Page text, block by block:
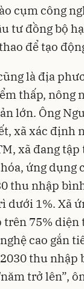
cụm công
tư đồng bộ
để tạo
là địa
thấp, nông
lớn. Ông
xã xác định
xã đang
ứng dụng
thu nhập
dưới 1%. Xã
trên 75%
cao gắn
thu nhập
trở lên”,